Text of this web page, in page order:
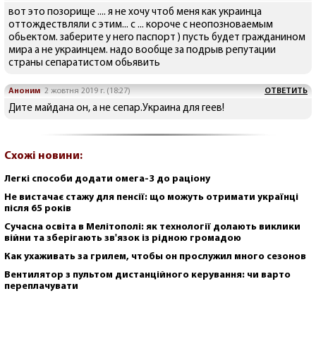
вот это позорище .... я не хочу чтоб меня как украинца
оттождествляли с этим... с ... короче с неопозноваемым
обьектом. заберите у него паспорт ) пусть будет гражданином
мира а не украинцем. надо вообще за подрыв репутации
страны сепаратистом обьявить
Аноним 2 жовтня 2019 г. (18:27) ОТВЕТИТЬ
Дите майдана он, а не сепар.Украина для геев!
Схожі новини:
Легкі способи додати омега-3 до раціону
Не вистачає стажу для пенсії: що можуть отримати українці
після 65 років
Сучасна освіта в Мелітополі: як технології долають виклики
війни та зберігають зв'язок із рідною громадою
Как ухаживать за грилем, чтобы он прослужил много сезонов
Вентилятор з пультом дистанційного керування: чи варто
переплачувати